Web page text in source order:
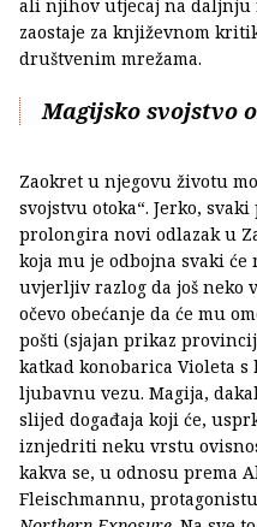
ali njihov utjecaj na
zaostaje za književnom
društvenim mrežama.
Magijsko svojstvo
Zaokret u njegovu životu
svojstvu otoka“. Jerko,
prolongira novi odlazak u
koja mu je odbojna svaki
uvjerljiv razlog da još neko
očevo obećanje da će mu
pošti (sjajan prikaz
katkad konobarica Violeta
ljubavnu vezu. Magija,
slijed događaja koji će,
iznjedriti neku vrstu
kakva se, u odnosu prema
Fleischmannu,